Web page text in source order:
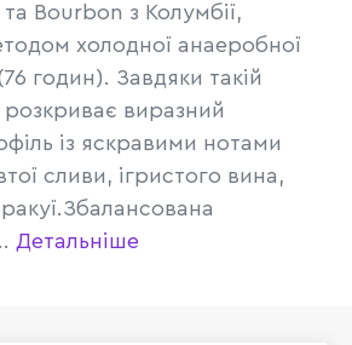
Bourbon з Колумбії,
холодної анаеробної
годин). Завдяки такій
виразний
із яскравими нотами
сливи, ігристого вина,
Детальніше